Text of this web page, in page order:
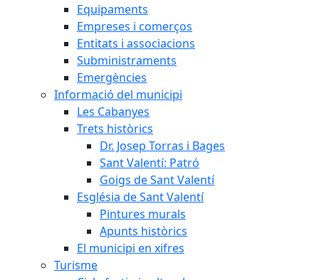
Equipaments
Empreses i comerços
Entitats i associacions
Subministraments
Emergències
Informació del municipi
Les Cabanyes
Trets històrics
Dr. Josep Torras i Bages
Sant Valentí: Patró
Goigs de Sant Valentí
Església de Sant Valentí
Pintures murals
Apunts històrics
El municipi en xifres
Turisme